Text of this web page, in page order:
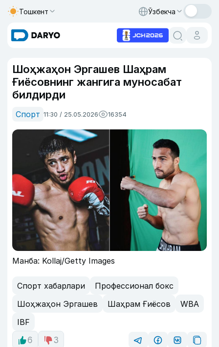
Тошкент Ўзбекча
Шоҳжаҳон Эргашев Шаҳрам
Ғиёсовнинг жангига муносабат
билдирди
Спорт 11:30 / 25.05.2026 16354
Манба: Kollaj/Getty Images
Спорт хабарлари
Профессионал бокс
Шоҳжаҳон Эргашев
Шаҳрам Ғиёсов
WBA
IBF
6
3